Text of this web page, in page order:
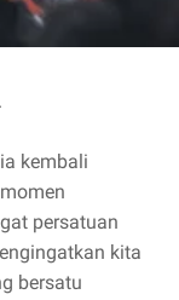
kembali
persatuan
kita
bersatu